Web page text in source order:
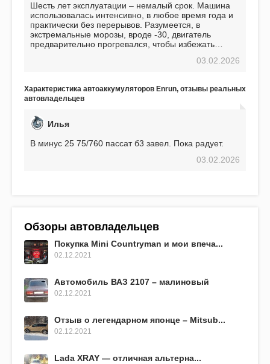
Шесть лет эксплуатации – немалый срок. Машина
использовалась интенсивно, в любое время года и
практически без перерывов. Разумеется, в
экстремальные морозы, вроде -30, двигатель
предварительно прогревался, чтобы избежать
использования не было ни единой поломки,
EFB 75. Судя по характеристикам, он даже
превосходит предыдущую модель.
03.02.2026
Характеристика автоаккумуляторов Enrun, отзывы реальных
автовладельцев
Илья
В минус 25 75/760 пассат б3 завел. Пока радует.
03.02.2026
Обзоры автовладельцев
Покупка Mini Countryman и мои впеча...
02.12.2021
Автомобиль ВАЗ 2107 – малиновый
02.12.2021
Отзыв о легендарном японце – Mitsub...
02.12.2021
Lada XRAY — отличная альтерна...